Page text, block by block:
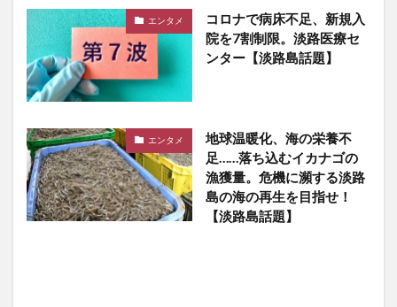
エンタメ
コロナで病床不足、新規入
院を7割制限。淡路医療セ
ンター【淡路島話題】
エンタメ
地球温暖化、海の栄養不
足……落ち込むイカナゴの
漁獲量。危機に瀕する淡路
島の海の再生を目指せ！
【淡路島話題】